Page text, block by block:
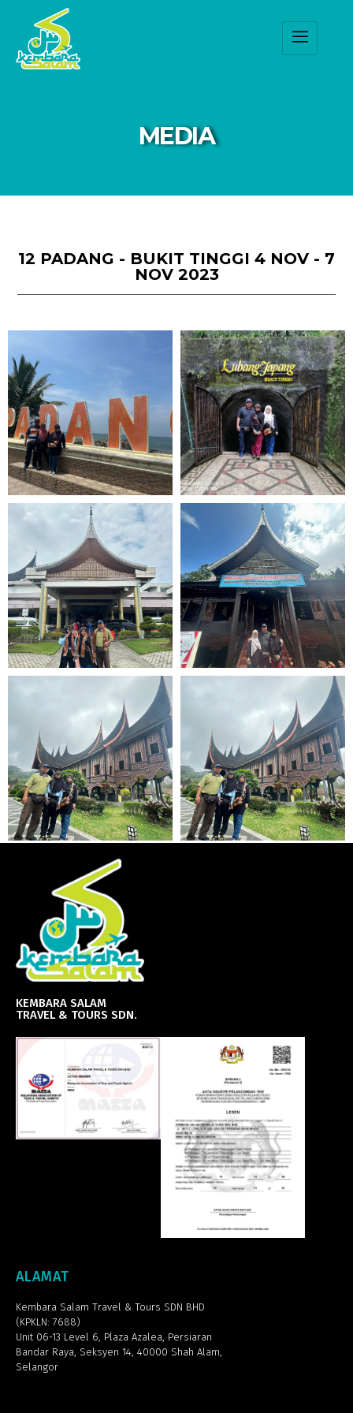
MEDIA
12 PADANG - BUKIT TINGGI 4 NOV - 7
NOV 2023
KEMBARA SALAM
TRAVEL & TOURS SDN.
ALAMAT
Kembara Salam Travel & Tours SDN BHD
(KPKLN: 7688)
Unit 06-13 Level 6, Plaza Azalea, Persiaran
Bandar Raya, Seksyen 14, 40000 Shah Alam,
Selangor